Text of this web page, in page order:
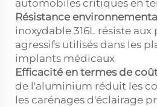
automobiles critiques en
Résistance
inoxydable 316L résiste
agressifs utilisés dans les
implants médicaux
Efficacité en termes de
de l'aluminium réduit les
les carénages d'éclairage